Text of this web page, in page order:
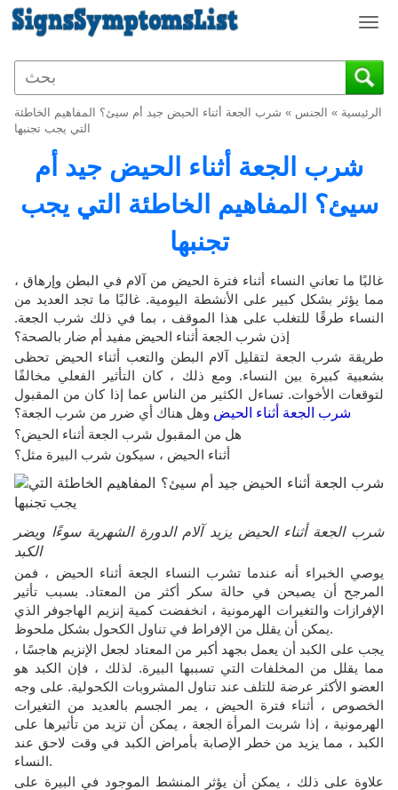
T
g
g
e
i
o
n
الرئيسية » الجنس » شرب الجعة أثناء الحيض جيد أم سيئ؟ المفاهيم الخاطئة
التي يجب تجنبها
شرب الجعة أثناء الحيض جيد أم
سيئ؟ المفاهيم الخاطئة التي يجب
تجنبها
غالبًا ما تعاني النساء أثناء فترة الحيض من آلام في البطن وإرهاق ،
مما يؤثر بشكل كبير على الأنشطة اليومية. غالبًا ما تجد العديد من
النساء طرقًا للتغلب على هذا الموقف ، بما في ذلك شرب الجعة.
إذن شرب الجعة أثناء الحيض مفيد أم ضار بالصحة؟
طريقة شرب الجعة لتقليل آلام البطن والتعب أثناء الحيض تحظى
بشعبية كبيرة بين النساء. ومع ذلك ، كان التأثير الفعلي مخالفًا
لتوقعات الأخوات. تساءل الكثير من الناس عما إذا كان من المقبول
شرب الجعة أثناء الحيض وهل هناك أي ضرر من شرب الجعة؟
هل من المقبول شرب الجعة أثناء الحيض؟
أثناء الحيض ، سيكون شرب البيرة مثل؟
شرب الجعة أثناء الحيض يزيد آلام الدورة الشهرية سوءًا ويضر
الكبد
يوصي الخبراء أنه عندما تشرب النساء الجعة أثناء الحيض ، فمن
المرجح أن يصبحن في حالة سكر أكثر من المعتاد. بسبب تأثير
الإفرازات والتغيرات الهرمونية ، انخفضت كمية إنزيم الهاجوفر الذي
يمكن أن يقلل من الإفراط في تناول الكحول بشكل ملحوظ.
يجب على الكبد أن يعمل بجهد أكبر من المعتاد لجعل الإنزيم هاجسًا ،
مما يقلل من المخلفات التي تسببها البيرة. لذلك ، فإن الكبد هو
العضو الأكثر عرضة للتلف عند تناول المشروبات الكحولية. على وجه
الخصوص ، أثناء فترة الحيض ، يمر الجسم بالعديد من التغيرات
الهرمونية ، إذا شربت المرأة الجعة ، يمكن أن تزيد من تأثيرها على
الكبد ، مما يزيد من خطر الإصابة بأمراض الكبد في وقت لاحق عند
النساء.
علاوة على ذلك ، يمكن أن يؤثر المنشط الموجود في البيرة على